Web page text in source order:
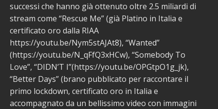
successi che hanno già ottenuto oltre 2.5 miliardi di
stream come “Rescue Me” (già Platino in Italia e
certificato oro dalla RIAA
https://youtu.be/Nym5stAJAt8), “Wanted”
(https://youtu.be/N_qFfQ3xHCw), “Somebody To
Love”, “DIDN’T I”(https://youtu.be/OPGtpO1g_jk),
“Better Days” (brano pubblicato per raccontare il
primo lockdown, certificato oro in Italia e
accompagnato da un bellissimo video con immagini